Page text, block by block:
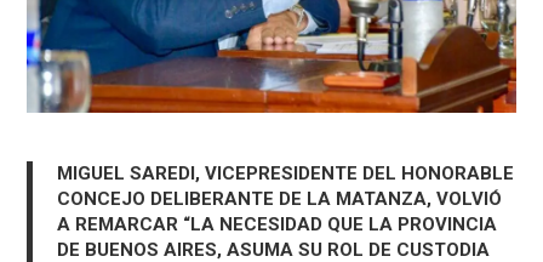
MIGUEL SAREDI, VICEPRESIDENTE DEL HONORABLE
CONCEJO DELIBERANTE DE LA MATANZA, VOLVIÓ
A REMARCAR “LA NECESIDAD QUE LA PROVINCIA
DE BUENOS AIRES, ASUMA SU ROL DE CUSTODIA